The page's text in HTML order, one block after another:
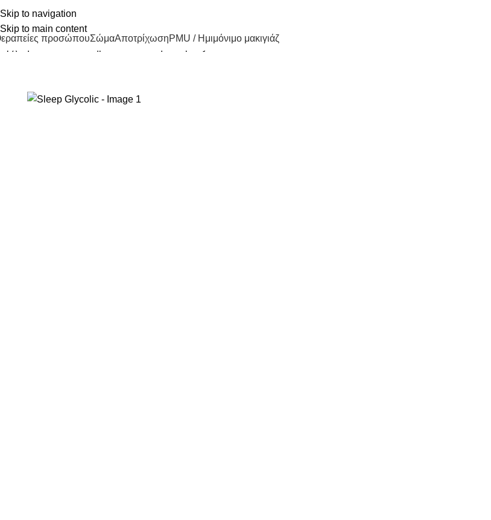
Skip to navigation
Skip to main content
Νικολάτου 19 γωνία με Πάφου, Ιωάννινα
προσώπουΣώμαΑποτρίχωσηPMU / Ημιμόνιμο μακιγιάζ
Αρχική σελίδα
Κατάστημα Ενυδάτωση Sleep Glycolic